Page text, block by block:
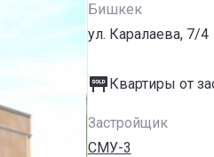
Бишкек
ул. Каралаева, 7/4
Квартиры от
Застройщик
СМУ-3